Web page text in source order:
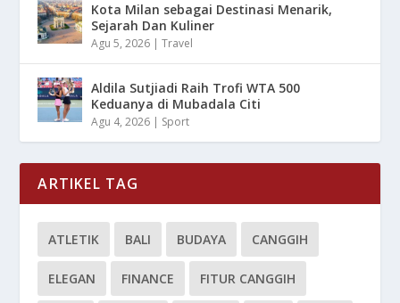
Kota Milan sebagai Destinasi Menarik,
Sejarah Dan Kuliner
Agu 5, 2026 |Travel
Aldila Sutjiadi Raih Trofi WTA 500
Keduanya di Mubadala Citi
Agu 4, 2026 | Sport
ARTIKEL TAG
ATLETIK BALI BUDAYA CANGGIH
ELEGAN FINANCE FITUR CANGGIH